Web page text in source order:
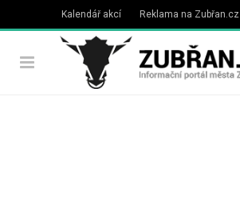
Kalendář akcí Reklama na Zubřan.cz